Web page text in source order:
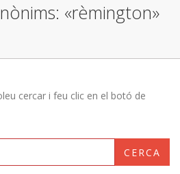
«rèmington»
cercar i feu clic en el botó de
CERCA